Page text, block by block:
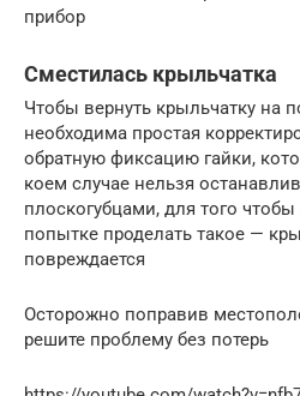
прибор
Сместилась крыльчатка
Чтобы вернуть крыльчатку на
необходима простая
обратную фиксацию гайки,
коем случае нельзя
плоскогубцами, для того чтобы
попытке проделать такое —
повреждается
Осторожно поправив
решите проблему без потерь